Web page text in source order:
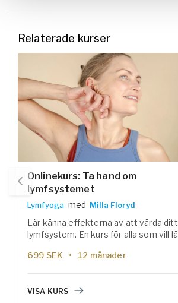
Relaterade kurser
Onlinekurs: Ta hand om
lymfsystemet
Lymfyoga med Milla Floryd
Lär känna effekterna av att vårda ditt
lymfsystem. En kurs för alla som vill
fungerar och hur du i din vardag kan
lymfvätskeansamlingar i kroppen.
699 SEK 12 månader
VISA KURS